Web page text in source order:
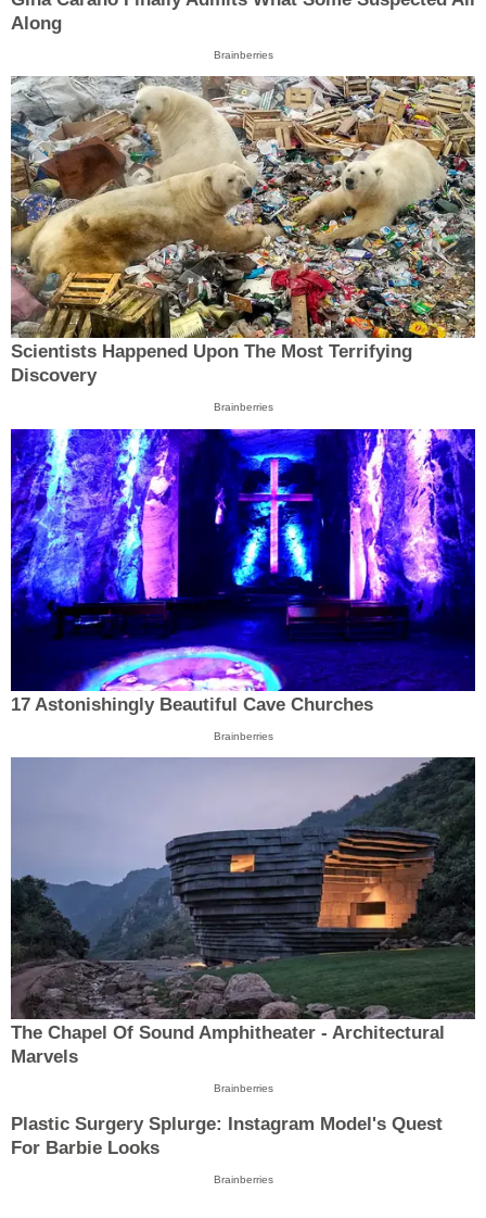
Along
Brainberries
Scientists Happened Upon The Most Terrifying
Discovery
Brainberries
17 Astonishingly Beautiful Cave Churches
Brainberries
The Chapel Of Sound Amphitheater - Architectural
Marvels
Brainberries
Plastic Surgery Splurge: Instagram Model's Quest
For Barbie Looks
Brainberries